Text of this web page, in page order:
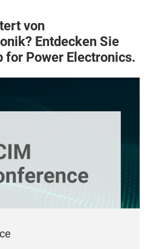
von
Entdecken Sie
for Power Electronics.